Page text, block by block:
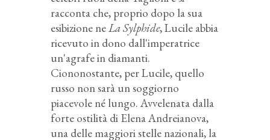
racconta che, proprio dopo la sua
esibizione neLa Sylphide, Lucile abbia
ricevuto in dono dall'imperatrice
un'agrafe in diamanti.
Ciononostante, per Lucile, quello
russo non sarà un soggiorno
piacevole né lungo. Avvelenata dalla
forte ostilità di Elena Andreianova,
una delle maggiori stelle nazionali, la